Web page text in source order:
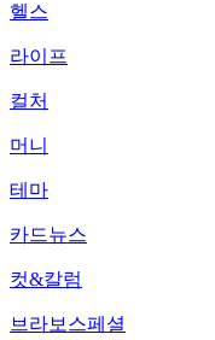
헬스
라이프
컬처
머니
테마
카드뉴스
컷&칼럼
브라보스페셜